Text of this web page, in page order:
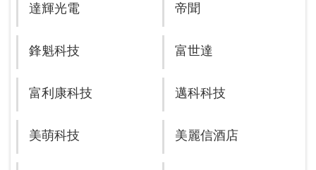
達輝光電 帝聞
鋒魁科技 富世達
富利康科技 邁科科技
美萌科技 美麗信酒店